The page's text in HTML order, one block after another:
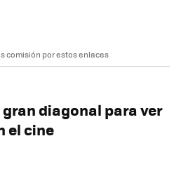
comisión por estos enlaces
gran diagonal para ver
el cine